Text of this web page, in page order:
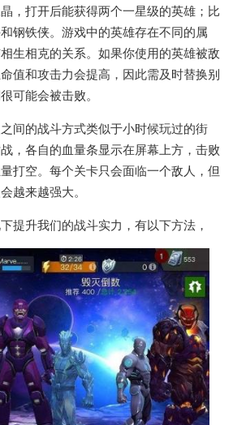
，打开后能获得两个一星级的英雄；比
钢铁侠。游戏中的英雄存在不同的属
生相克的关系。如果你使用的英雄被敌
值和攻击力会提高，因此需及时替换别
可能会被击败。
间的战斗方式类似于小时候玩过的街
，各自的血量条显示在屏幕上方，击败
打空。每个关卡只会面临一个敌人，但
越来越强大。
提升我们的战斗实力，有以下方法，